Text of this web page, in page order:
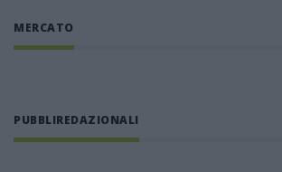
MERCATO
PUBBLIREDAZIONALI